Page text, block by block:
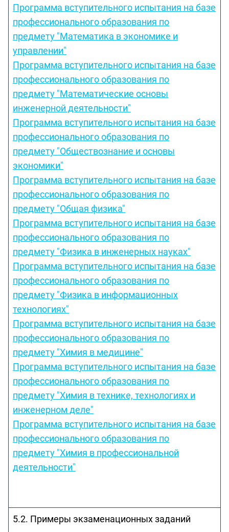
Программа вступительного испытания на базе
профессионального образования по
предмету "Математика в экономике и
управлении"
Программа вступительного испытания на базе
профессионального образования по
предмету "Математические основы
инженерной деятельности"
Программа вступительного испытания на базе
профессионального образования по
предмету "Обществознание и основы
экономики"
Программа вступительного испытания на базе
профессионального образования по
предмету "Общая физика"
Программа вступительного испытания на базе
профессионального образования по
предмету "Физика в инженерных науках"
Программа вступительного испытания на базе
профессионального образования по
предмету "Физика в информационных
технологиях"
Программа вступительного испытания на базе
профессионального образования по
предмету "Химия в медицине"
Программа вступительного испытания на базе
профессионального образования по
предмету "Химия в технике, технологиях и
инженерном деле"
Программа вступительного испытания на базе
профессионального образования по
предмету "Химия в профессиональной
деятельности"
5.2. Примеры экзаменационных заданий